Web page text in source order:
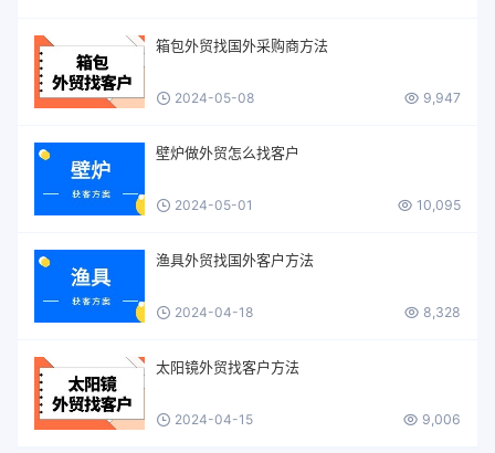
箱包外贸找国外采购商方法
2024-05-08 9,947
壁炉做外贸怎么找客户
2024-05-01 10,095
渔具外贸找国外客户方法
2024-04-18 8,328
太阳镜外贸找客户方法
2024-04-15 9,006